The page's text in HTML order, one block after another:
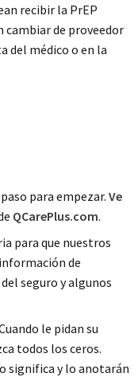
recibir la PrEP
cambiar de proveedor
del médico o en la
para empezar. Ve
QCarePlus.com.
para que nuestros
de
seguro y algunos
le pidan su
todos los ceros.
significa y lo anotarán